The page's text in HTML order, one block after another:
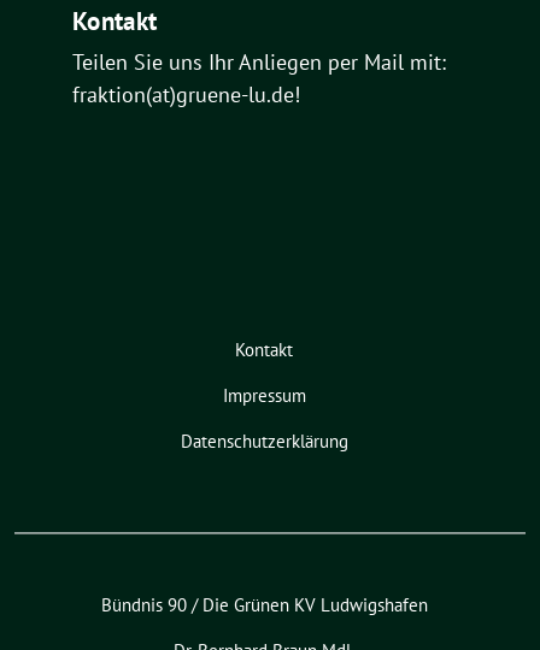
Kontakt
Teilen Sie uns Ihr Anliegen per Mail mit:
fraktion(at)gruene-lu.de!
Kontakt
Impressum
Datenschutzerklärung
Bündnis 90 / Die Grünen KV Ludwigshafen